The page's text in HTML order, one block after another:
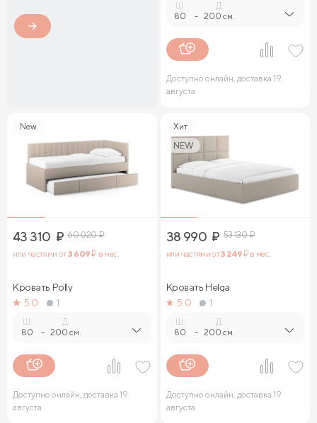
80 -
Д.
200 см.
Доступно онлайн, доставка 19
августа
New
43 310 ₽ 60 020₽
или частями от3 609₽ в мес.
Кровать Polly
5.0
1
80 -
Д.
200 см.
Доступно онлайн, доставка 19
августа
Хит
NEW
38 990 ₽ 53 130₽
или частями от3 249₽ в мес.
Кровать Helga
5.0
1
80 -
Д.
200 см.
Доступно онлайн, доставка 19
августа